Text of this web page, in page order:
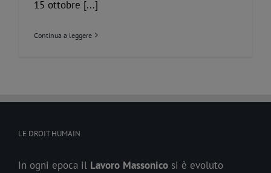
15 ottobre [...]
Continua a leggere
LE DROIT HUMAIN
In ogni epoca il Lavoro Massonico si è evoluto